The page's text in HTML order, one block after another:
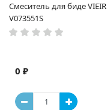
Смеситель для биде VIEIR
V073551S
0 ₽